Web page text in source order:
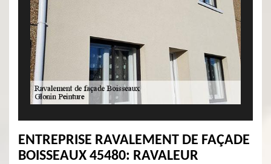
ENTREPRISE RAVALEMENT DE FAÇADE
BOISSEAUX 45480: RAVALEUR